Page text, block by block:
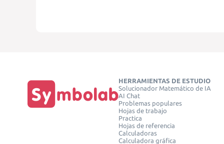
HERRAMIENTAS DE ESTUDIO
Solucionador Matemático de IA
AI Chat
Problemas populares
Hojas de trabajo
Practica
Hojas de referencia
Calculadoras
Calculadora gráfica